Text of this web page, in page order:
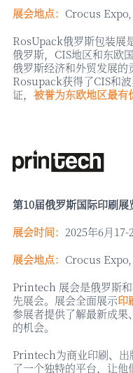
展会地点： Crocus
RosUpack俄罗斯包装展
俄罗斯，CIS地区和东欧
俄罗斯经济和外贸发展
Rosupack获得了CIS和
证， 被誉为东欧地区最有
第10届俄罗斯国际印刷展
展会时间： 2025年6月17-
展会地点： Crocus
Printech 展会是俄罗斯
先展会。展会全面展示印
参展者提供了解最新成果
的机会。
Printech为商业印刷、出
了一个独特的平台，让